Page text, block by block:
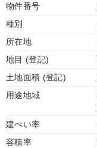
物件番号
種別
所在地
地目 (登記)
土地面積 (登記)
用途地域
建ぺい率
容積率